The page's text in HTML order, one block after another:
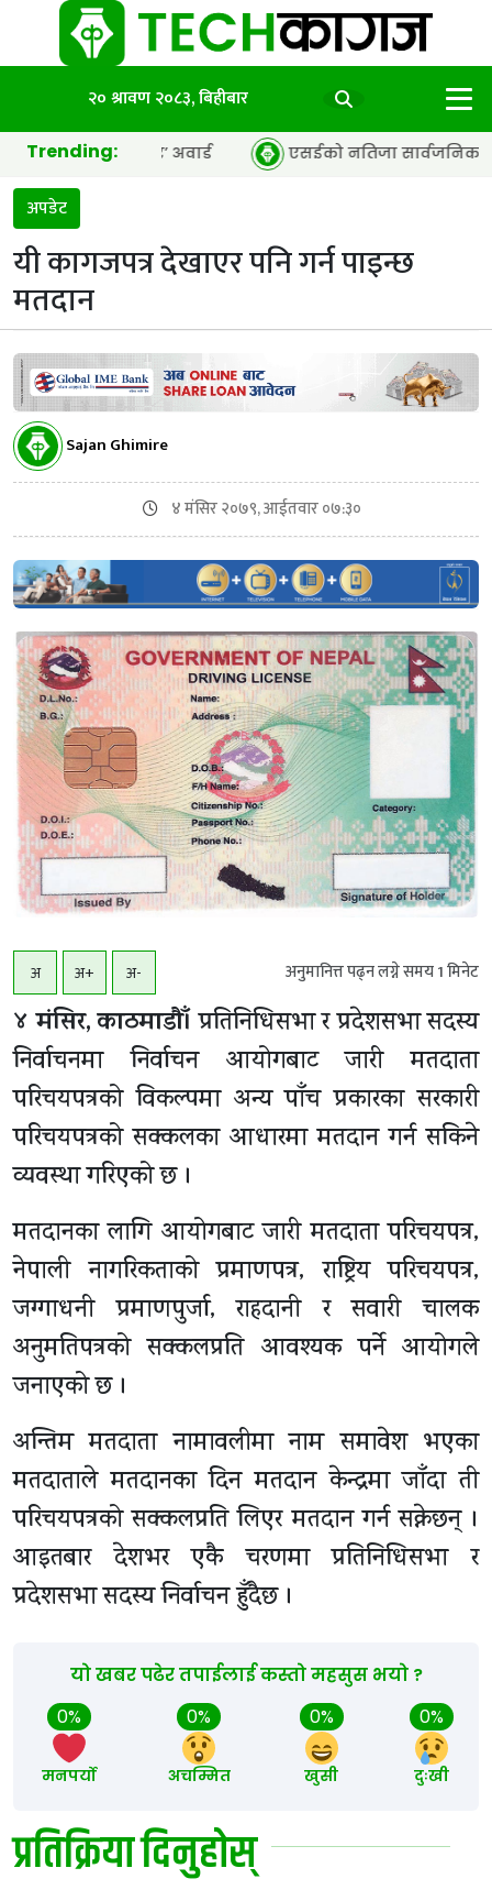
२० श्रावण २०८३, बिहीबार
Trending:
द इयर’ अवार्ड एसईको नतिजा सार्वजनिक, ६५.९८ प्रतिशत
अपडेट
यी कागजपत्र देखाएर पनि गर्न पाइन्छ
मतदान
Sajan Ghimire
४ मंसिर २०७९, आईतवार ०७:३०
अ अ+ अ- अनुमानित्त पढ्न लग्ने समय1मिनेट
४ मंसिर, काठमाडाैँ। प्रतिनिधिसभा र प्रदेशसभा सदस्य
निर्वाचनमा निर्वाचन आयोगबाट जारी मतदाता
परिचयपत्रको विकल्पमा अन्य पाँच प्रकारका सरकारी
परिचयपत्रको सक्कलका आधारमा मतदान गर्न सकिने
व्यवस्था गरिएको छ ।
मतदानका लागि आयोगबाट जारी मतदाता परिचयपत्र,
नेपाली नागरिकताको प्रमाणपत्र, राष्ट्रिय परिचयपत्र,
जग्गाधनी प्रमाणपुर्जा, राहदानी र सवारी चालक
अनुमतिपत्रको सक्कलप्रति आवश्यक पर्ने आयोगले
जनाएको छ ।
अन्तिम मतदाता नामावलीमा नाम समावेश भएका
मतदाताले मतदानका दिन मतदान केन्द्रमा जाँदा ती
परिचयपत्रको सक्कलप्रति लिएर मतदान गर्न सक्नेछन् ।
आइतबार देशभर एकै चरणमा प्रतिनिधिसभा र
प्रदेशसभा सदस्य निर्वाचन हुँदैछ ।
यो खबर पढेर तपाईलाई कस्तो महसुस भयो ?
0%
मनपर्यो
0%
अचम्मित
0%
खुसी
0%
दुःखी
प्रतिक्रिया दिनुहोस्